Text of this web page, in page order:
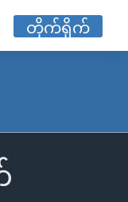
တိုက်ရိုက်